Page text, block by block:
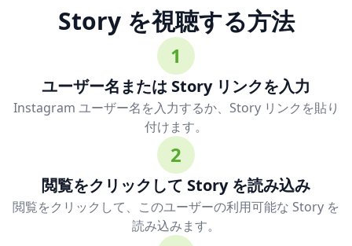
Story を視聴する方法
1
ユーザー名または Story リンクを入力
Instagram ユーザー名を入力するか、Story リンクを貼り
付けます。
2
閲覧をクリックして Story を読み込み
閲覧をクリックして、このユーザーの利用可能な Story を
読み込みます。